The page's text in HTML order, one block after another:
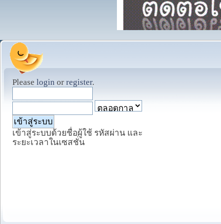
Please login or register.
เข้าสู่ระบบด้วยชื่อผู้ใช้ รหัสผ่าน และ
ระยะเวลาในเซสชั่น